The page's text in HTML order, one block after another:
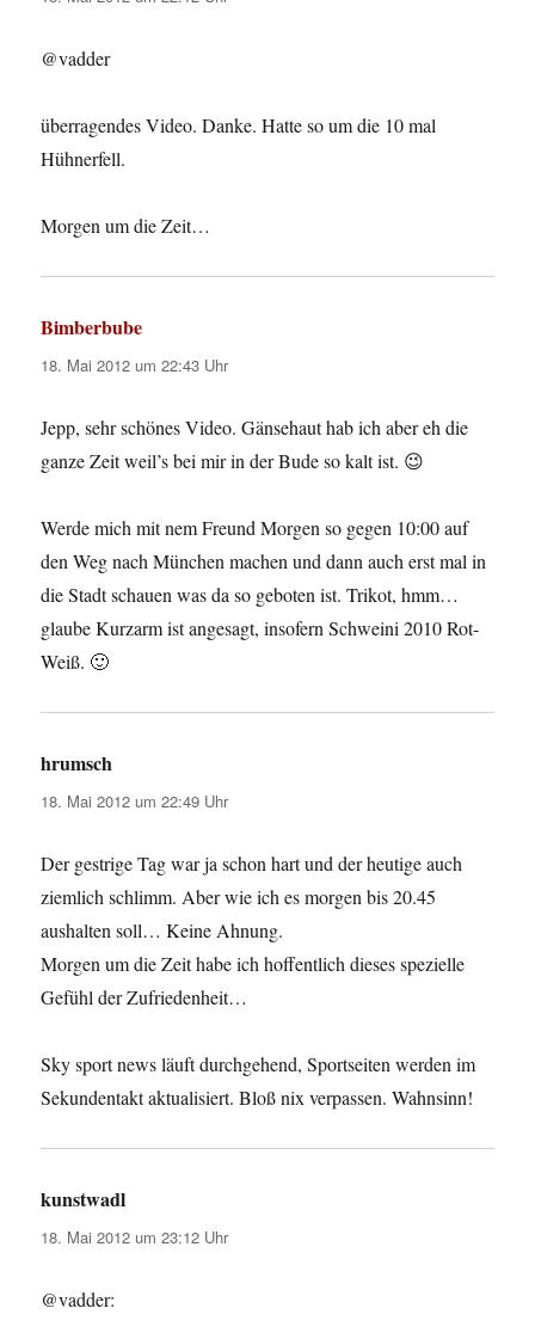
@vadder
überragendes Video. Danke. Hatte so um die 10 mal
Hühnerfell.
Morgen um die Zeit…
Bimberbube
18. Mai 2012 um 22:43 Uhr
Jepp, sehr schönes Video. Gänsehaut hab ich aber eh die
ganze Zeit weil’s bei mir in der Bude so kalt ist. 😉
Werde mich mit nem Freund Morgen so gegen 10:00 auf
den Weg nach München machen und dann auch erst mal in
die Stadt schauen was da so geboten ist. Trikot, hmm…
glaube Kurzarm ist angesagt, insofern Schweini 2010 Rot-
Weiß. 🙂
hrumsch
18. Mai 2012 um 22:49 Uhr
Der gestrige Tag war ja schon hart und der heutige auch
ziemlich schlimm. Aber wie ich es morgen bis 20.45
aushalten soll… Keine Ahnung.
Morgen um die Zeit habe ich hoffentlich dieses spezielle
Gefühl der Zufriedenheit…
Sky sport news läuft durchgehend, Sportseiten werden im
Sekundentakt aktualisiert. Bloß nix verpassen. Wahnsinn!
kunstwadl
18. Mai 2012 um 23:12 Uhr
@vadder: